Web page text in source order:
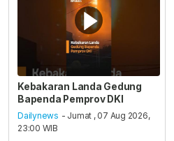
Kebakaran Landa Gedung
Bapenda Pemprov DKI
Dailynews - Jumat , 07 Aug 2026,
23:00 WIB